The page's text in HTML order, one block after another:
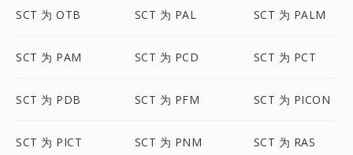
SCT 为 OTB SCT 为 PAL SCT 为 PALM
SCT 为 PAM SCT 为 PCD SCT 为 PCT
SCT 为 PDB SCT 为 PFM SCT 为 PICON
SCT 为 PICT SCT 为 PNM SCT 为 RAS